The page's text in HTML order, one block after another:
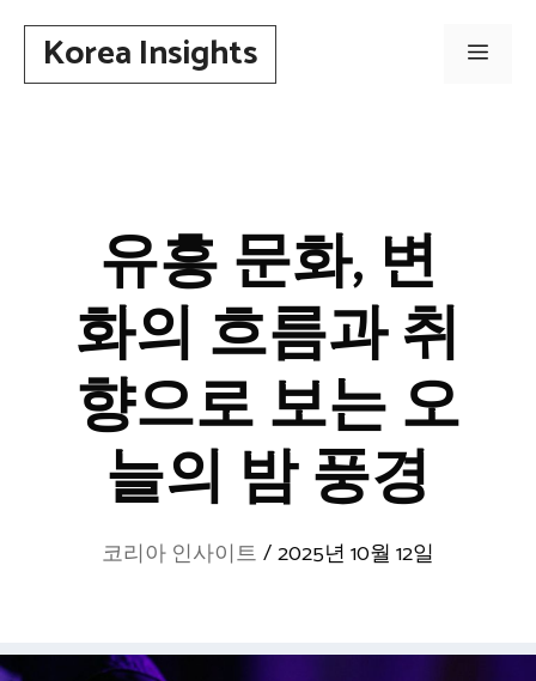
Korea Insights
메
유흥 문화, 변
화의 흐름과 취
향으로 보는 오
늘의 밤 풍경
코리아 인사이트 /2025년 10월 12일